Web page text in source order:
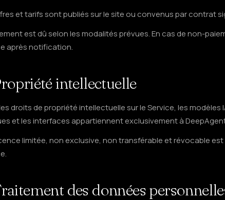
et tarifs sont publiés sur le site ou convenus par contrat
est dû selon les modalités prévues. En cas de non-
après notification.
intellectuelle
droits de propriété intellectuelle sur le Service, les modèles
et les interfaces appartiennent exclusivement à
limitée, non exclusive, non transférable et révocable
des données